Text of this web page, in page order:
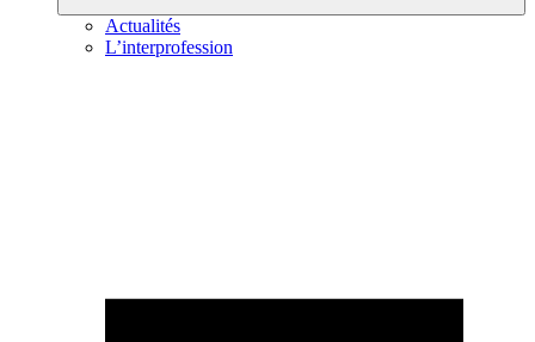
Actualités
L’interprofession